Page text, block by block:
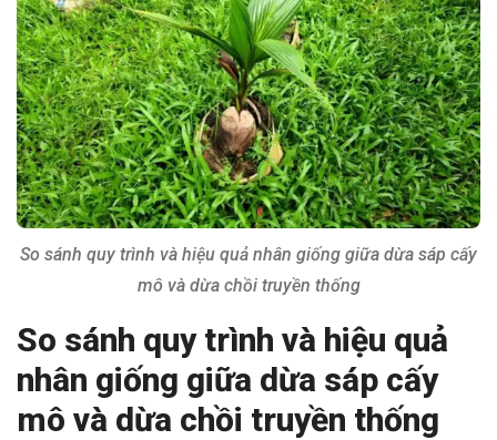
So sánh quy trình và hiệu quả nhân giống giữa dừa sáp cấy
mô và dừa chồi truyền thống
So sánh quy trình và hiệu quả
nhân giống giữa dừa sáp cấy
mô và dừa chồi truyền thống